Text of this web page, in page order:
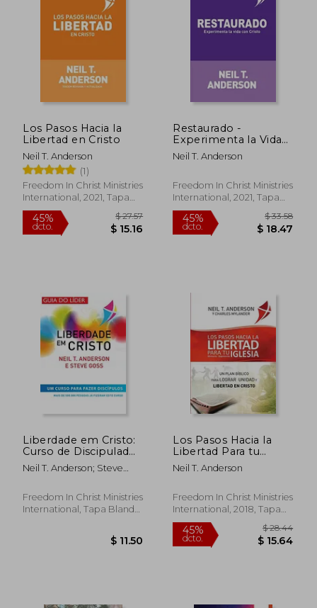
Los Pasos Hacia la
Libertad en Cristo
Neil T. Anderson
(1)
Freedom In Christ Ministries
International, 2021, Tapa
Blanda, Nuevo
45%
dcto.
Restaurado -
Experimenta la Vida
con Cristo
Neil T. Anderson
Freedom In Christ Ministries
International, 2021, Tapa
Blanda, Nuevo
45%
dcto.
Liberdade em Cristo:
Curso de Discipulado
- Manual do Líder:
Curso de Discipulado
Discipulado Curso
Para (en Portugués)
Neil T. Anderson; Steve
Freedom In Christ Ministries
International, Tapa Blanda,
Los Pasos Hacia la
Libertad Para tu
Iglesia - Ministerio -
Organización: Un
Lograr Unidad y
Libertad en Cristo
Neil T. Anderson
Freedom In Christ Ministries
International, 2018, Tapa
Blanda, Nuevo